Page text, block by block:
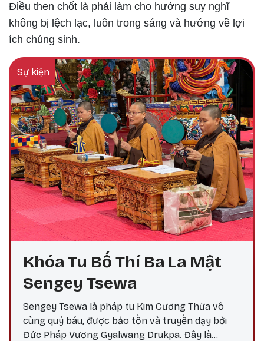
Điều then chốt là phải làm cho hướng suy nghĩ
không bị lệch lạc, luôn trong sáng và hướng về lợi
ích chúng sinh.
Sự kiện
Khóa Tu Bố Thí Ba La Mật
Sengey Tsewa
Sengey Tsewa là pháp tu Kim Cương Thừa vô
cùng quý báu, được bảo tồn và truyền dạy bởi
Đức Pháp Vương Gyalwang Drukpa. Đây là